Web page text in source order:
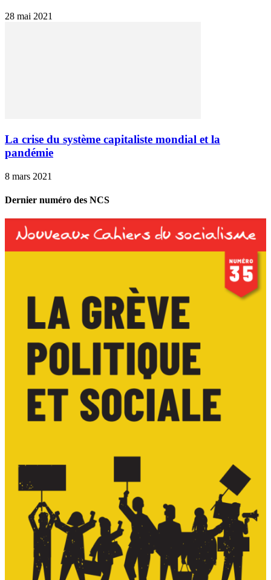
28 mai 2021
La crise du système capitaliste mondial et la
pandémie
8 mars 2021
Dernier numéro des NCS